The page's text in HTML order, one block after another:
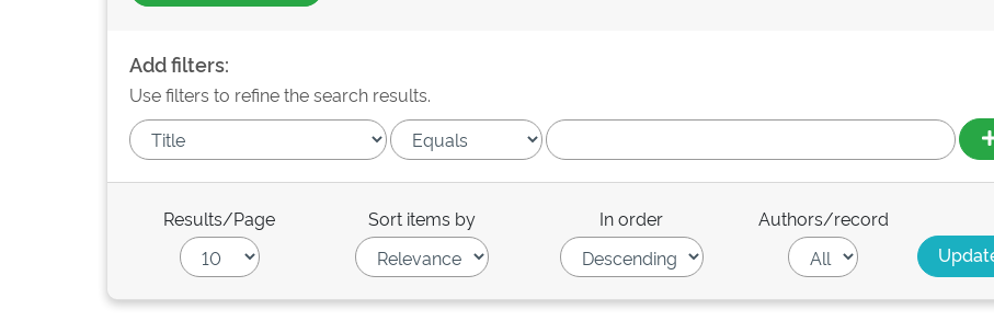
Add filters:
Use filters to refine the search results.
Results/Page Sort items by In order Authors/record